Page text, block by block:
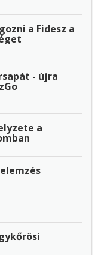
a Fidesz a
- újra
a